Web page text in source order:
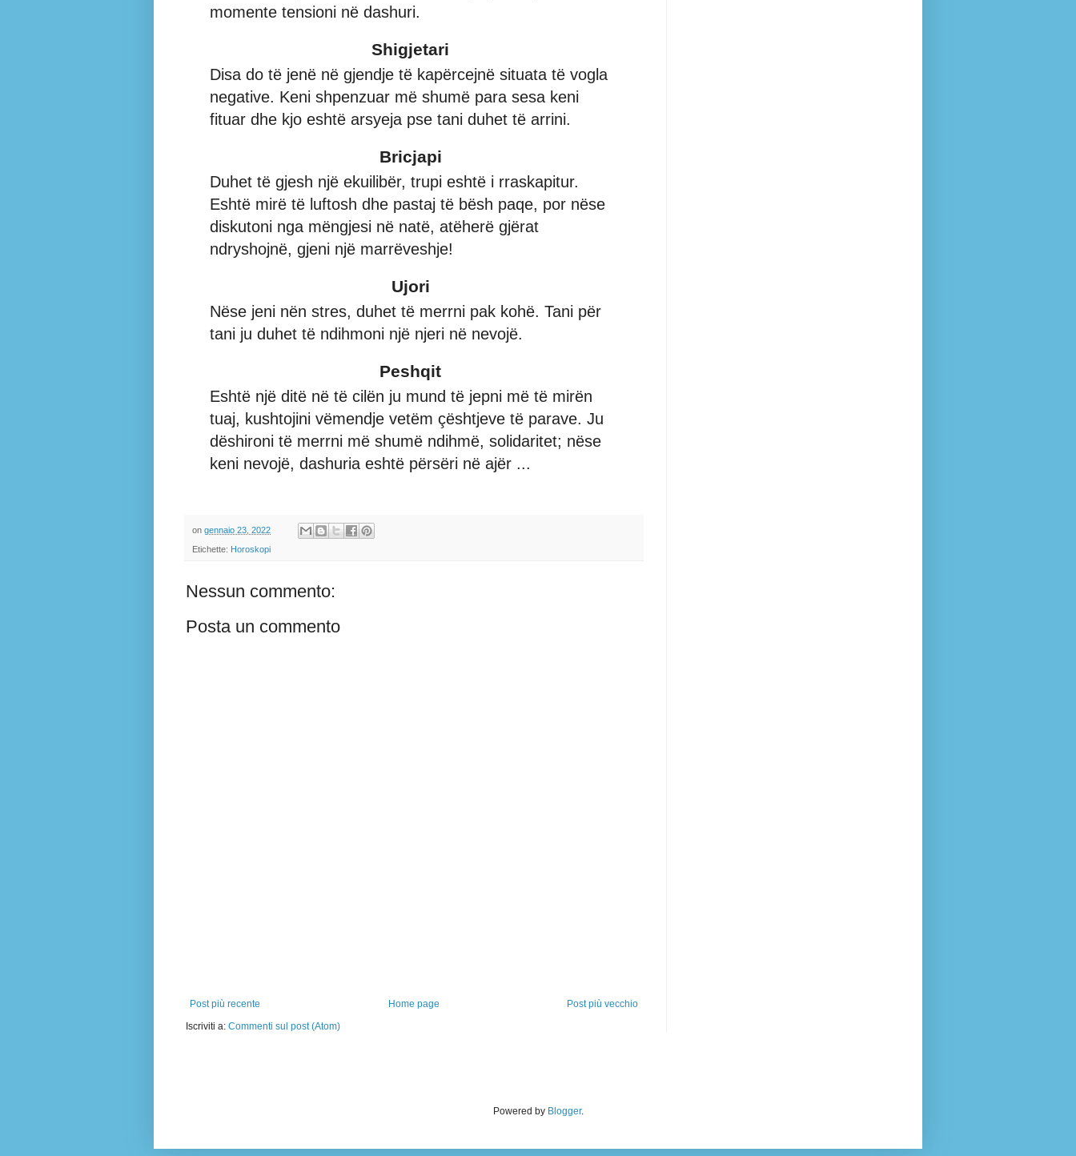
momente tensioni në dashuri.
Shigjetari
Disa do të jenë në gjendje të kapërcejnë situata të vogla
negative. Keni shpenzuar më shumë para sesa keni
fituar dhe kjo eshtë arsyeja pse tani duhet të arrini.
Bricjapi
Duhet të gjesh një ekuilibër, trupi eshtë i rraskapitur.
Eshtë mirë të luftosh dhe pastaj të bësh paqe, por nëse
diskutoni nga mëngjesi në natë, atëherë gjërat
ndryshojnë, gjeni një marrëveshje!
Ujori
Nëse jeni nën stres, duhet të merrni pak kohë. Tani për
tani ju duhet të ndihmoni një njeri në nevojë.
Peshqit
Eshtë një ditë në të cilën ju mund të jepni më të mirën
tuaj, kushtojini vëmendje vetëm çështjeve të parave. Ju
dëshironi të merrni më shumë ndihmë, solidaritet; nëse
keni nevojë, dashuria eshtë përsëri në ajër ...
on gennaio 23, 2022
Etichette: Horoskopi
Nessun commento:
Posta un commento
Post più recente Post più vecchio
Home page
Iscriviti a: Commenti sul post (Atom)
Powered by Blogger.